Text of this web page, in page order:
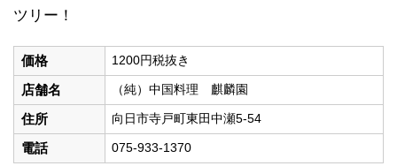
ツリー！
価格 1200円税抜き
店舗名 （純）中国料理 麒麟園
住所 向日市寺戸町東田中瀬5-54
電話 075-933-1370